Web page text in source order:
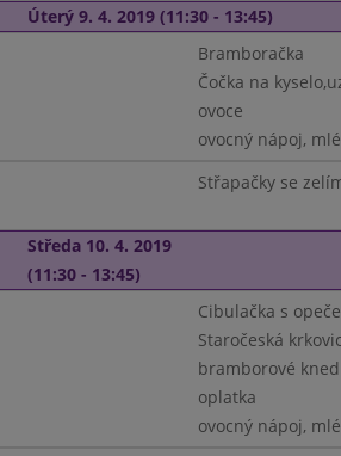
Úterý 9. 4. 2019 (11:30 - 13:45)
Bramboračka
Čočka na
ovoce
ovocný nápoj,
Střapačky se
Středa 10. 4. 2019
(11:30 - 13:45)
Cibulačka s
Staročeská
bramborové
oplatka
ovocný nápoj,